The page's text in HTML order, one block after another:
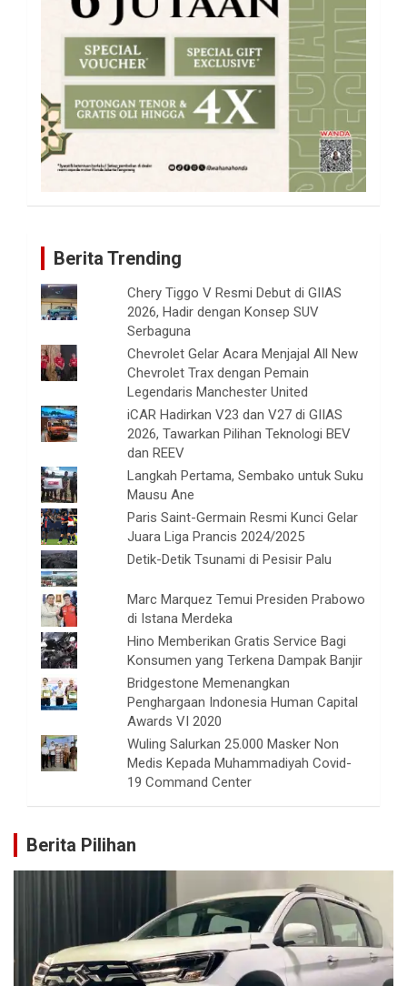
Berita Trending
Chery Tiggo V Resmi Debut di GIIAS
2026, Hadir dengan Konsep SUV
Serbaguna
Chevrolet Gelar Acara Menjajal All New
Chevrolet Trax dengan Pemain
Legendaris Manchester United
iCAR Hadirkan V23 dan V27 di GIIAS
2026, Tawarkan Pilihan Teknologi BEV
dan REEV
Langkah Pertama, Sembako untuk Suku
Mausu Ane
Paris Saint-Germain Resmi Kunci Gelar
Juara Liga Prancis 2024/2025
Detik-Detik Tsunami di Pesisir Palu
Marc Marquez Temui Presiden Prabowo
di Istana Merdeka
Hino Memberikan Gratis Service Bagi
Konsumen yang Terkena Dampak Banjir
Bridgestone Memenangkan
Penghargaan Indonesia Human Capital
Awards VI 2020
Wuling Salurkan 25.000 Masker Non
Medis Kepada Muhammadiyah Covid-
19 Command Center
Berita Pilihan